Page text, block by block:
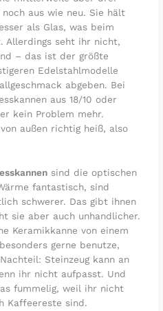
aus wie neu. Sie hält
als Glas, was beim
Allerdings seht ihr nicht,
– das ist der größte
Edelstahlmodelle
abgeben. Bei
aus 18/10 oder
kein Problem mehr.
außen richtig heiß, also
sind die optischen
fantastisch, sind
schwerer. Das gibt ihnen
sie aber auch unhandlicher.
Keramikkanne von einem
gerne benutze,
Steinzeug kann an
ihr nicht aufpasst. Und
fummelig, weil ihr nicht
Kaffeereste sind.